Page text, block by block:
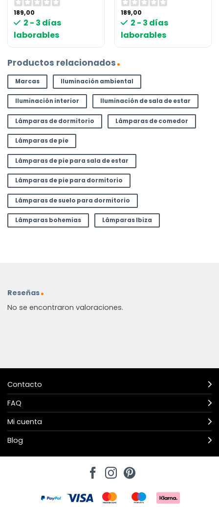
189,00
2 - 3 días
laborables
189,00
2 - 3 días
laborables
Productos relacionados
Marcas Iluminación ambiental
Iluminación interior Iluminación de sala de estar
Lámparas de dormitorio Lámparas de comedor
Lámparas de pie
Lámparas de pie para sala de estar
Lámparas de pie para dormitorio
Lámparas de suelo para dormitorio
Lámparas bohemias Lámparas Ibiza
Reseñas
No se encontraron valoraciones.
Contacto
FAQ
Mi cuenta
Blog